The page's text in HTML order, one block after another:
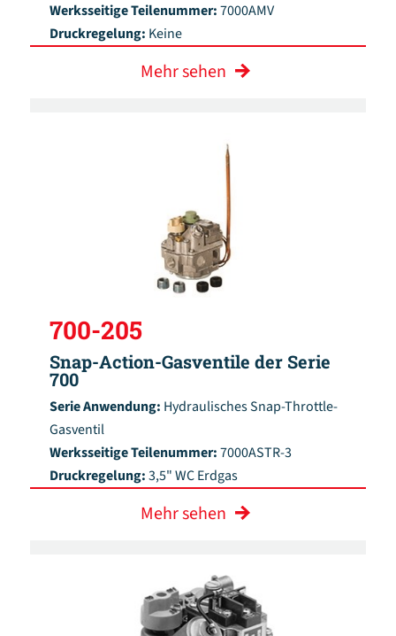
Werksseitige Teilenummer:7000AMV
Druckregelung: Keine
Mehr sehen
700-205
Snap-Action-Gasventile der Serie
700
Serie Anwendung: Hydraulisches Snap-Throttle-
Gasventil
Werksseitige Teilenummer:7000ASTR-3
Druckregelung:3,5" WC Erdgas
Mehr sehen